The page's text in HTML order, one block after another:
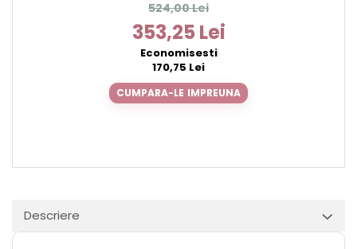
524,00 Lei
353,25 Lei
Economisesti
170,75 Lei
CUMPARA-LE IMPREUNA
Descriere